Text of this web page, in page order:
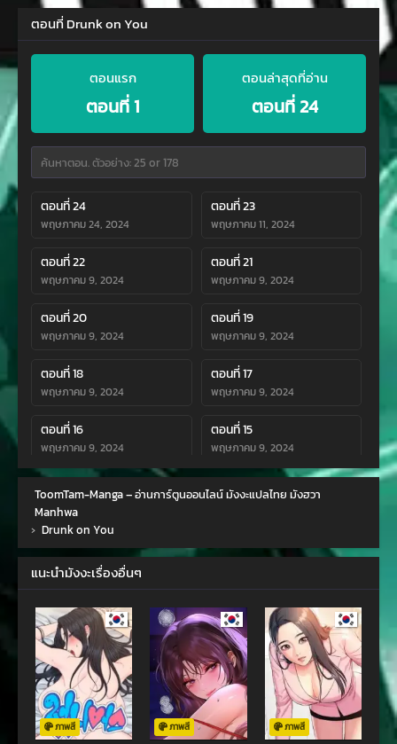
ตอนที่ Drunk on You
ตอนแรก
ตอนที่ 1
ตอนล่าสุดที่อ่าน
ตอนที่ 24
ตอนที่ 24
พฤษภาคม 24, 2024
ตอนที่ 23
พฤษภาคม 11, 2024
ตอนที่ 22
พฤษภาคม 9, 2024
ตอนที่ 21
พฤษภาคม 9, 2024
ตอนที่ 20
พฤษภาคม 9, 2024
ตอนที่ 19
พฤษภาคม 9, 2024
ตอนที่ 18
พฤษภาคม 9, 2024
ตอนที่ 17
พฤษภาคม 9, 2024
ตอนที่ 16
พฤษภาคม 9, 2024
ตอนที่ 15
พฤษภาคม 9, 2024
พฤษภาคม 9, 2024
ตอนที่ 13
พฤษภาคม 9, 2024
พฤษภาคม 9, 2024 พฤษภาคม 9, 2024
พฤษภาคม 9, 2024 พฤษภาคม 9, 2024
ตอนที่ 8
พฤษภาคม 9, 2024
ตอนที่ 7
พฤษภาคม 9, 2024
ตอนที่ 6
พฤษภาคม 9, 2024
ตอนที่ 5
พฤษภาคม 9, 2024
ToomTam-Manga – อ่านการ์ตูนออนไลน์ มังงะแปลไทย มังฮวา
Manhwa
› Drunk on You
แนะนำมังงะเรื่องอื่นๆ
ภาพสี ภาพสี ภาพสี